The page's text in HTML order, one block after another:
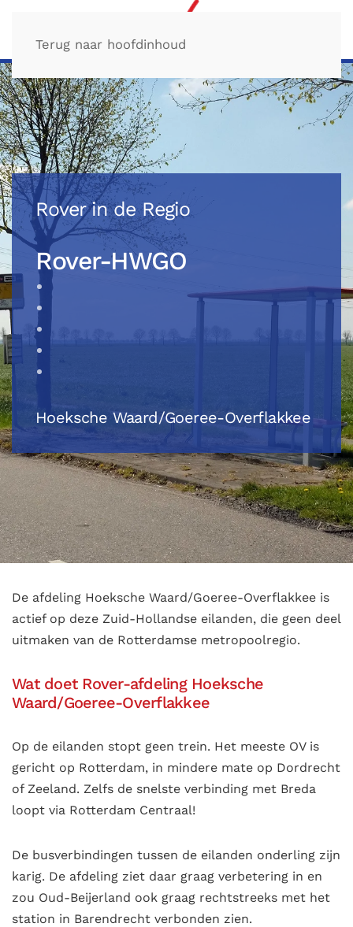
Terug naar hoofdinhoud
Rover in de Regio
Rover-HWGO
Hoeksche Waard/Goeree-Overflakkee
De afdeling Hoeksche Waard/Goeree-Overflakkee is
actief op deze Zuid-Hollandse eilanden, die geen deel
uitmaken van de Rotterdamse metropoolregio.
Wat doet Rover-afdeling Hoeksche
Waard/Goeree-Overflakkee
Op de eilanden stopt geen trein. Het meeste OV is
gericht op Rotterdam, in mindere mate op Dordrecht
of Zeeland. Zelfs de snelste verbinding met Breda
loopt via Rotterdam Centraal!
De busverbindingen tussen de eilanden onderling zijn
karig. De afdeling ziet daar graag verbetering in en
zou Oud-Beijerland ook graag rechtstreeks met het
station in Barendrecht verbonden zien.